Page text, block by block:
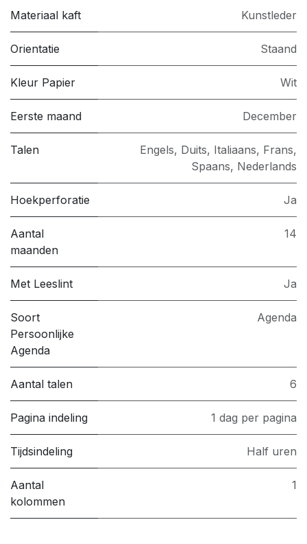
Materiaal kaft Kunstleder
Orientatie Staand
Kleur Papier Wit
Eerste maand December
Talen
Engels, Duits, Italiaans, Frans,
Spaans, Nederlands
Hoekperforatie Ja
Aantal
maanden
14
Met Leeslint Ja
Soort
Persoonlijke
Agenda
Agenda
Aantal talen 6
Pagina indeling 1 dag per pagina
Tijdsindeling Half uren
Aantal
kolommen
1